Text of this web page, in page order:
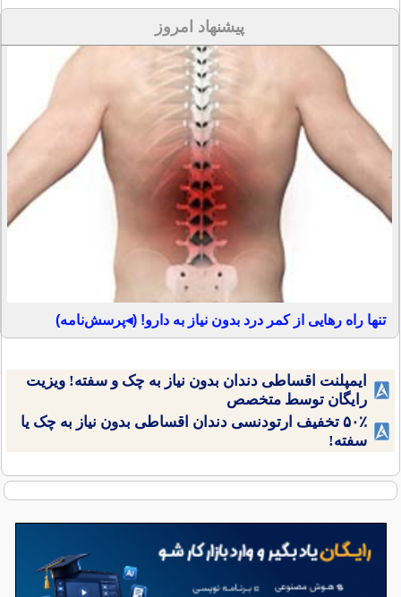
پیشنهاد امروز
تنها راه رهایی از کمر درد بدون نیاز به دارو! (◂پرسش‌نامه)
ایمپلنت اقساطی دندان بدون نیاز به چک و سفته! ویزیت
رایگان توسط متخصص
۵۰٪ تخفیف ارتودنسی دندان اقساطی بدون نیاز به چک یا
سفته!